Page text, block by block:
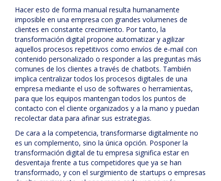
Hacer esto de forma manual resulta humanamente
imposible en una empresa con grandes volumenes de
clientes en constante crecimiento. Por tanto, la
transformación digital propone automatizar y agilizar
aquellos procesos repetitivos como envíos de e-mail con
contenido personalizado o responder a las preguntas más
comunes de los clientes a través de chatbots. También
implica centralizar todos los procesos digitales de una
empresa mediante el uso de softwares o herramientas,
para que los equipos mantengan todos los puntos de
contacto con el cliente organizados y a la mano y puedan
recolectar data para afinar sus estrategias.
De cara a la competencia, transformarse digitalmente no
es un complemento, sino la única opción. Posponer la
transformación digital de tu empresa significa estar en
desventaja frente a tus competidores que ya se han
transformado, y con el surgimiento de startups o empresas